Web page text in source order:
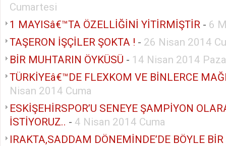
Cumartesi
1 MAYISâ€™TA ÖZELLİĞİNİ YİTİRMİŞTİR - 6
TAŞERON İŞÇİLER ŞOKTA ! - 26 Nisan 2014
BİR MUHTARIN ÖYKÜSÜ - 14 Nisan 2014
TÜRKİYEâ€™DE FLEXKOM VE BİNLERCE
Nisan 2014 Cuma
ESKİŞEHİRSPOR’U SENEYE ŞAMPİYON
İSTİYORUZ.. - 4 Nisan 2014 Cuma
IRAKTA,SADDAM DÖNEMİNDE’DE BÖYLE